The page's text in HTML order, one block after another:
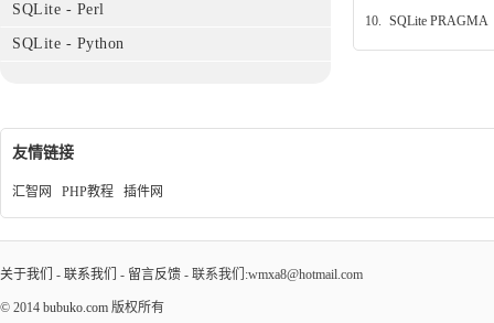
SQLite - Perl
SQLite - Python
10.
SQLite PRAGMA
友情链接
汇智网 PHP教程 插件网
关于我们 - 联系我们 - 留言反馈 - 联系我们:wmxa8@hotmail.com
© 2014 bubuko.com 版权所有